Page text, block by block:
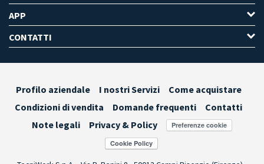
APP
CONTATTI
Profilo aziendale I nostri Servizi
Come acquistare
Condizioni di vendita
Domande frequenti
Contatti
Note legali
Privacy & Policy Preferenze cookie